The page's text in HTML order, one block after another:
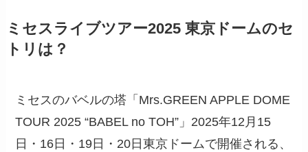
ミセスライブツアー2025 東京ドームのセ
トリは？
ミセスのバベルの塔「Mrs.GREEN APPLE DOME
TOUR 2025 “BABEL no TOH”」2025年12月15
日・16日・19日・20日東京ドームで開催される、